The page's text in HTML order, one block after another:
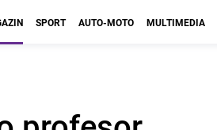
SPORT AUTO-MOTO MULTIMEDIA